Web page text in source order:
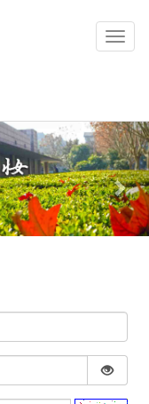
展
开
下
一
张